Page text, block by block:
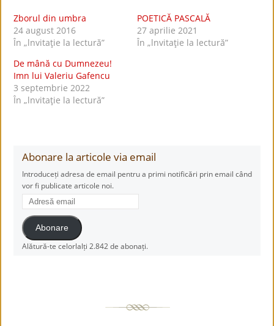
Zborul din umbra
24 august 2016
În „lnvitaţie la lectură”
POETICĂ PASCALĂ
27 aprilie 2021
În „lnvitaţie la lectură”
De mână cu Dumnezeu!
Imn lui Valeriu Gafencu
3 septembrie 2022
În „lnvitaţie la lectură”
Abonare la articole via email
Introduceți adresa de email pentru a primi notificări prin email când
vor fi publicate articole noi.
Adresă
email
Abonare
Alătură-te celorlalți 2.842 de abonați.